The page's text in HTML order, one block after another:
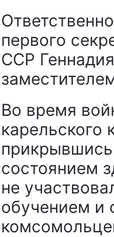
первого
ССР
Во время
карельского
состоянием
не
обучением и